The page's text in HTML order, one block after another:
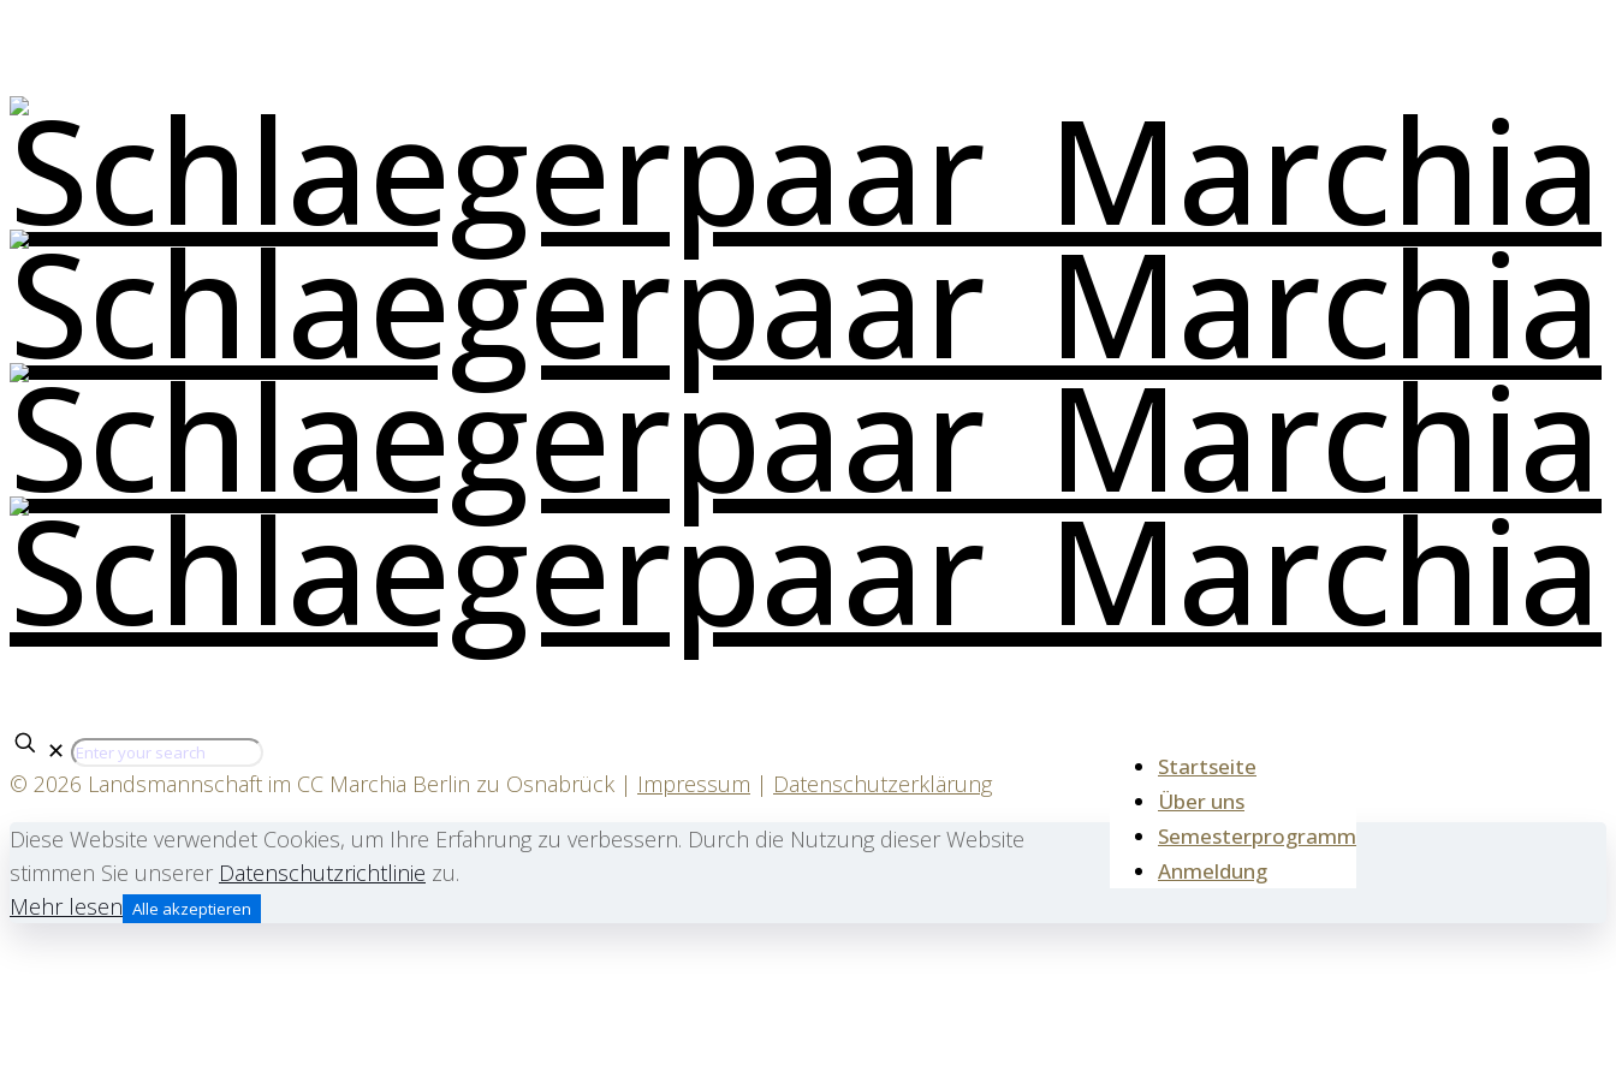
Startseite
Über uns
Semesterprogramm
Anmeldung
✕
© 2026 Landsmannschaft im CC Marchia Berlin zu Osnabrück | Impressum | Datenschutzerklärung
Diese Website verwendet Cookies, um Ihre Erfahrung zu verbessern. Durch die Nutzung dieser Website
stimmen Sie unserer Datenschutzrichtlinie zu.
Mehr lesen Alle akzeptieren